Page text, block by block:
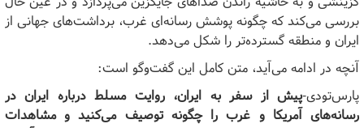
بررسی می‌کند که چگونه پوشش رسانه‌ای غرب، برداشت‌های جهانی از
ایران و منطقه گسترده‌تر را شکل می‌دهد.
آنچه در ادامه می‌آید، متن کامل این گفت‌وگو است:
پارس‌تودی-پیش از سفر به ایران، روایت مسلط درباره ایران در
رسانه‌های آمریکا و غرب را چگونه توصیف می‌کنید و مشاهدات